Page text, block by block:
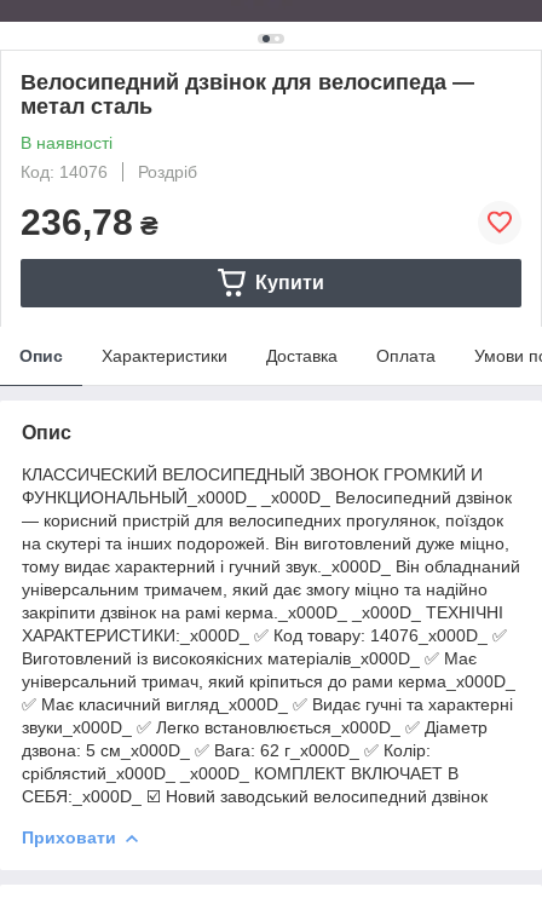
Велосипедний дзвінок для велосипеда —
метал сталь
В наявності
Код: 14076
Роздріб
236,78 ₴
Купити
Опис Характеристики Доставка Оплата Умови
Опис
КЛАССИЧЕСКИЙ ВЕЛОСИПЕДНЫЙ ЗВОНОК ГРОМКИЙ И
ФУНКЦИОНАЛЬНЫЙ_x000D_ _x000D_ Велосипедний дзвінок
— корисний пристрій для велосипедних прогулянок, поїздок
на скутері та інших подорожей. Він виготовлений дуже міцно,
тому видає характерний і гучний звук._x000D_ Він обладнаний
універсальним тримачем, який дає змогу міцно та надійно
закріпити дзвінок на рамі керма._x000D_ _x000D_ ТЕХНІЧНІ
ХАРАКТЕРИСТИКИ:_x000D_ ✅ Код товару: 14076_x000D_ ✅
Виготовлений із високоякісних матеріалів_x000D_ ✅ Має
універсальний тримач, який кріпиться до рами керма_x000D_
✅ Має класичний вигляд_x000D_ ✅ Видає гучні та характерні
звуки_x000D_ ✅ Легко встановлюється_x000D_ ✅ Діаметр
дзвона: 5 см_x000D_ ✅ Вага: 62 г_x000D_ ✅ Колір:
сріблястий_x000D_ _x000D_ КОМПЛЕКТ ВКЛЮЧАЕТ В
СЕБЯ:_x000D_ ☑️ Новий заводський велосипедний дзвінок
Приховати